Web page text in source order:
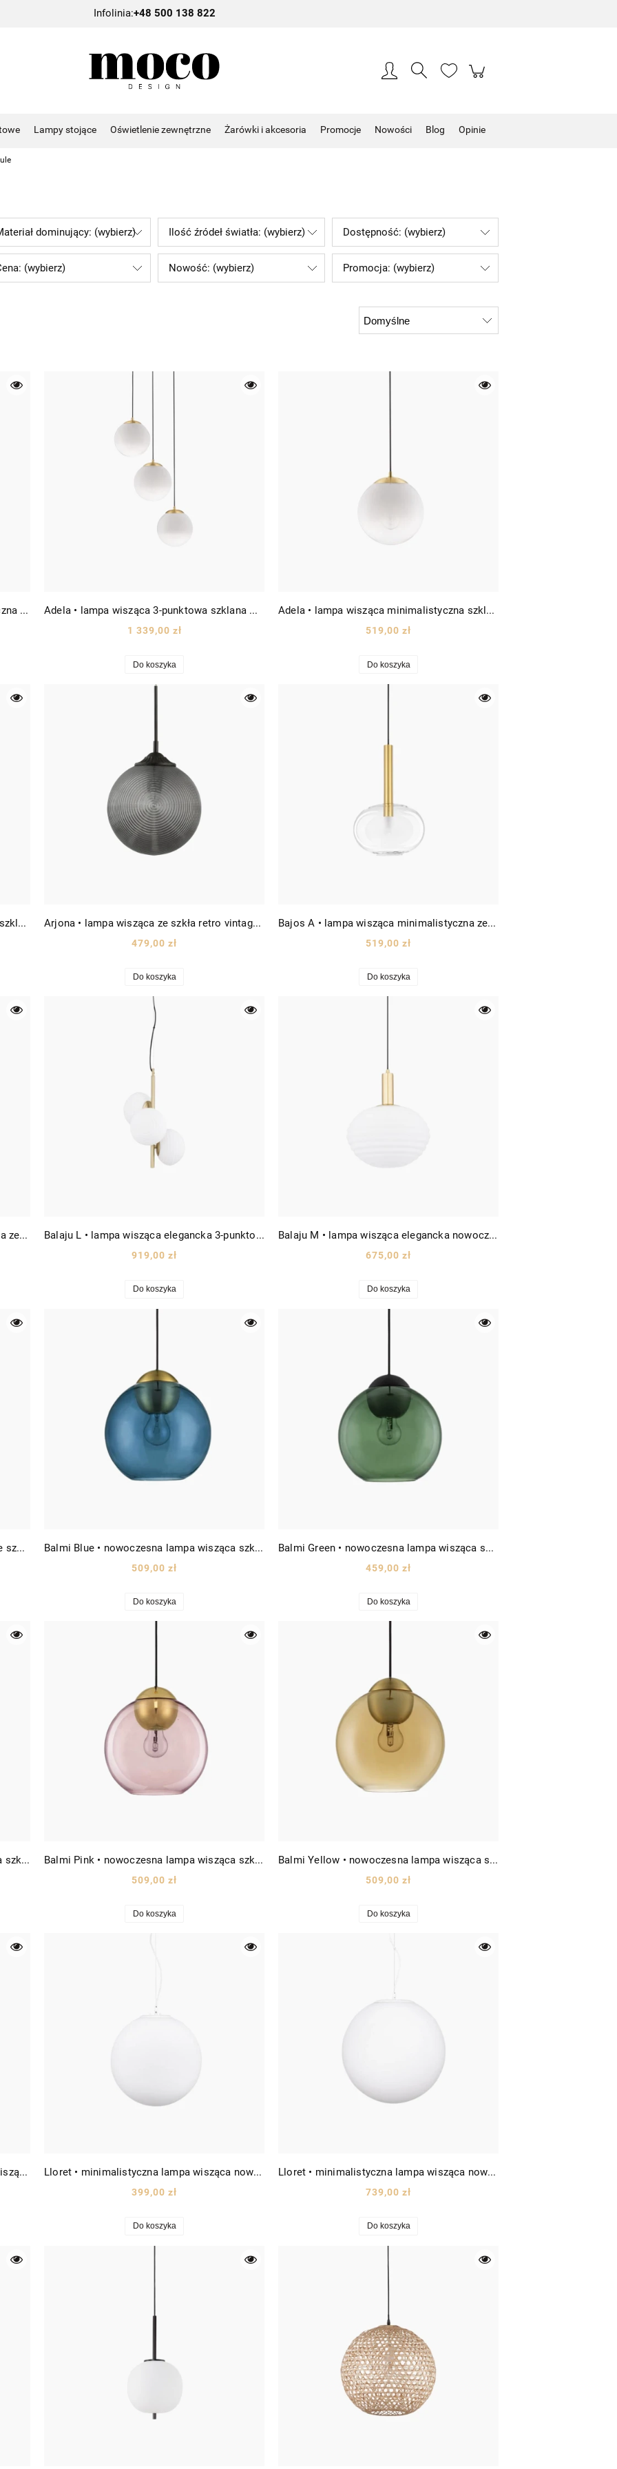
Infolinia:+48 500 138 822
Lampy stojące Oświetlenie zewnętrzne Żarówki i akcesoria Promocje Nowości Blog Opinie
dominujący: (wybierz) Ilość źródeł światła: (wybierz) Dostępność: (wybierz)
(wybierz) Nowość: (wybierz) Promocja: (wybierz)
Everly • lampa wisząca 1-punktowa mleczna kula Ø21 biało-złota Adela • lampa wisząca 3-punktowa szklana mleczna kula Ø30 złota/biała
1 339,00 zł
Do koszyka
Adela • lampa wisząca minimalistyczna szklana mleczna kula Ø20 złota/biała
519,00 zł
Do koszyka
Adela • lampa wisząca minimalistyczna szklana mleczna kula Ø30 złota/biała Arjona • lampa wisząca ze szkła retro vintage Ø25 czarna/szkło dymione
479,00 zł
Do koszyka
Bajos A • lampa wisząca minimalistyczna ze szklanym kloszem Ø24 złota
519,00 zł
Do koszyka
Bajos C • lampa wisząca minimalistyczna ze szklanym kloszem Ø20 złota Balaju L • lampa wisząca elegancka 3-punktowa mleczne szkło Ø32 złota/szkło opalowe
919,00 zł
Do koszyka
Balaju M • lampa wisząca elegancka nowoczesna ze szkła Ø32 złota/szkło opalowe
675,00 zł
Do koszyka
Balaju S • lampa wisząca nowoczesna ze szkła żebrowanego Ø24 złota/szkło opalowe Balmi Blue • nowoczesna lampa wisząca szklana kula Ø24 złota/szkło niebieskie
509,00 zł
Do koszyka
Balmi Green • nowoczesna lampa wisząca szklana kula Ø24 czarna/szkło zielone
459,00 zł
Do koszyka
Balmi Grey • nowoczesna lampa wisząca szklana kula Ø24 czarna/szkło szare Balmi Pink • nowoczesna lampa wisząca szklana kula Ø24 złota/szkło różowe
509,00 zł
Do koszyka
Balmi Yellow • nowoczesna lampa wisząca szklana kula Ø24 złota/szkło żółte
509,00 zł
Do koszyka
Jennifer Smokey • nowoczesna lampa wisząca szklana Ø25 złota/szkło dymione Lloret • minimalistyczna lampa wisząca nowoczesna biała kula Ø30 biały
399,00 zł
Do koszyka
Lloret • minimalistyczna lampa wisząca nowoczesna biała kula Ø40 biały
739,00 zł
Do koszyka